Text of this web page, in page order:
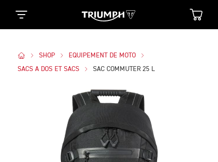
SHOP
EQUIPEMENT DE MOTO
SACS A DOS ET SACS
SAC COMMUTER 25 L